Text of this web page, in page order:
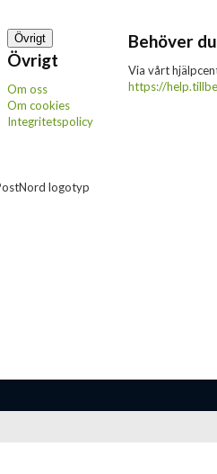
Övrigt
Övrigt
Om oss
Om cookies
Integritetspolicy
Behöver
Via vårt
https://